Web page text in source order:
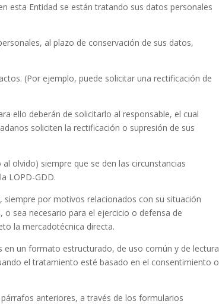
esta Entidad se están tratando sus datos personales
al plazo de conservación de sus datos,
(Por ejemplo, puede solicitar una rectificación de
ello deberán de solicitarlo al responsable, el cual
soliciten la rectificación o supresión de sus
olvido) siempre que se den las circunstancias
LOPD-GDD.
por motivos relacionados con su situación
sea necesario para el ejercicio o defensa de
la mercadotécnica directa.
un formato estructurado, de uso común y de lectura
el tratamiento esté basado en el consentimiento o
anteriores, a través de los formularios